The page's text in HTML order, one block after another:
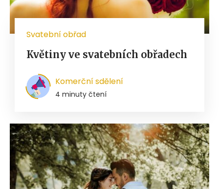
Svatební obřad
Květiny ve svatebních obřadech
Komerční sdělení
4 minuty čtení